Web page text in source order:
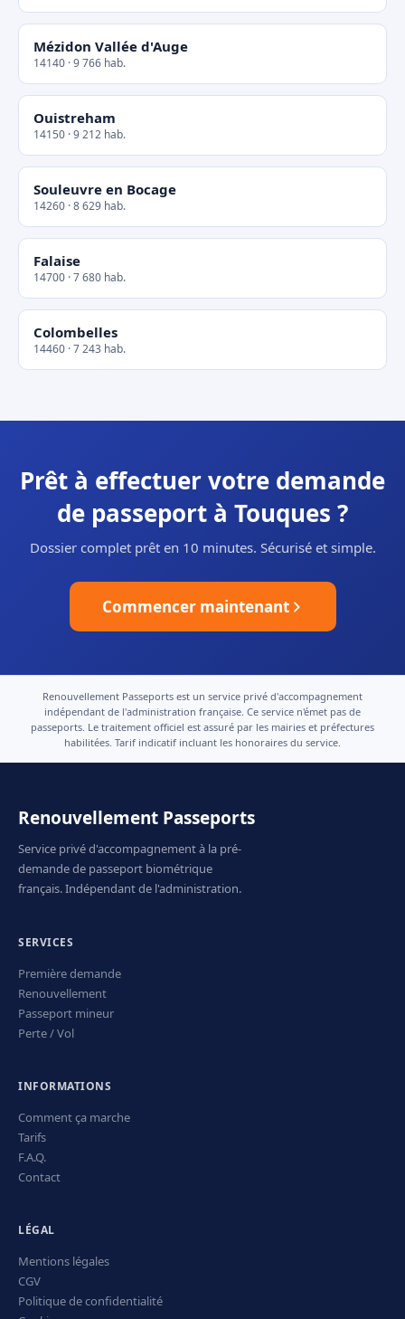
Mézidon Vallée d'Auge
14140 · 9 766 hab.
Ouistreham
14150 · 9 212 hab.
Souleuvre en Bocage
14260 · 8 629 hab.
Falaise
14700 · 7 680 hab.
Colombelles
14460 · 7 243 hab.
Prêt à effectuer votre demande
de passeport à Touques ?
Dossier complet prêt en 10 minutes. Sécurisé et simple.
Commencer maintenant
Renouvellement Passeports est un service privé d'accompagnement
indépendant de l'administration française. Ce service n'émet pas de
passeports. Le traitement officiel est assuré par les mairies et préfectures
habilitées. Tarif indicatif incluant les honoraires du service.
Renouvellement Passeports
Service privé d'accompagnement à la pré-
demande de passeport biométrique
français. Indépendant de l'administration.
SERVICES
Première demande
Renouvellement
Passeport mineur
Perte / Vol
INFORMATIONS
Comment ça marche
Tarifs
F.A.Q.
Contact
LÉGAL
Mentions légales
CGV
Politique de confidentialité